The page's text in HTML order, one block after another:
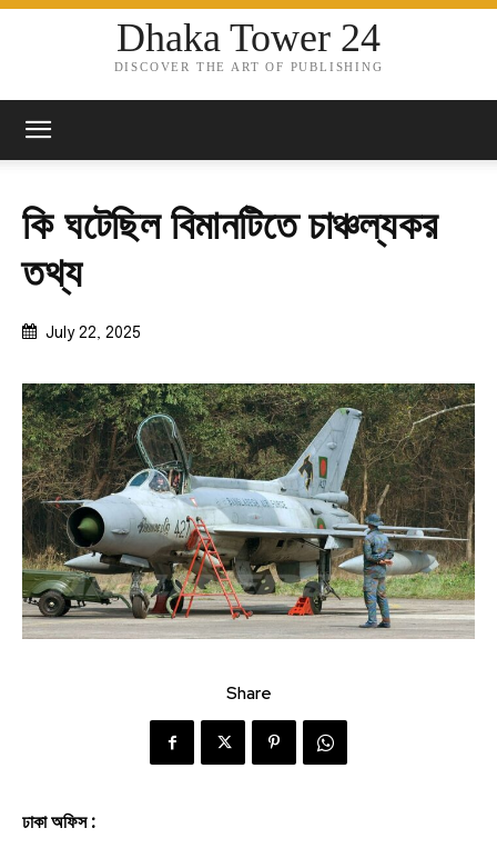
Dhaka Tower 24
DISCOVER THE ART OF PUBLISHING
কি ঘটেছিল বিমানটিতে চাঞ্চল্যকর
তথ্য
July 22, 2025
Share
ঢাকা অফিস :